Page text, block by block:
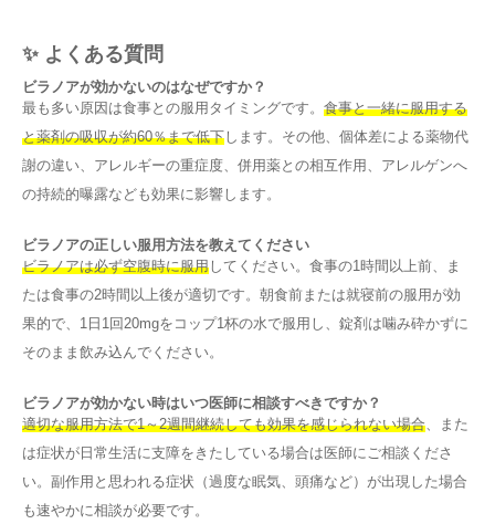
✨ よくある質問
ビラノアが効かないのはなぜですか？
最も多い原因は食事との服用タイミングです。 食事と一緒に服用する
と薬剤の吸収が約60％まで低下します。その他、個体差による薬物代
謝の違い、アレルギーの重症度、併用薬との相互作用、アレルゲンへ
の持続的曝露なども効果に影響します。
ビラノアの正しい服用方法を教えてください
ビラノアは必ず空腹時に服用してください。食事の1時間以上前、ま
たは食事の2時間以上後が適切です。朝食前または就寝前の服用が効
果的で、1日1回20mgをコップ1杯の水で服用し、錠剤は噛み砕かずに
そのまま飲み込んでください。
ビラノアが効かない時はいつ医師に相談すべきですか？
適切な服用方法で1～2週間継続しても効果を感じられない場合 、また
は症状が日常生活に支障をきたしている場合は医師にご相談くださ
い。副作用と思われる症状（過度な眠気、頭痛など）が出現した場合
も速やかに相談が必要です。